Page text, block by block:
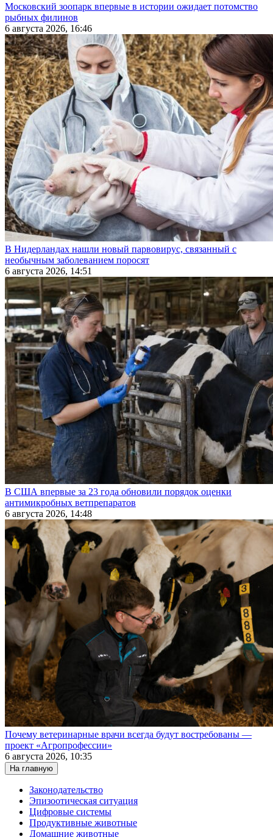
Московский зоопарк впервые в истории ожидает потомство
рыбных филинов
6 августа 2026, 16:46
В Нидерландах нашли новый парвовирус, связанный с
необычным заболеванием поросят
6 августа 2026, 14:51
В США впервые за 23 года обновили порядок оценки
антимикробных ветпрепаратов
6 августа 2026, 14:48
Почему ветеринарные врачи всегда будут востребованы —
проект «Агропрофессии»
6 августа 2026, 10:35
На главную
Законодательство
Эпизоотическая ситуация
Цифровые системы
Продуктивные животные
Домашние животные